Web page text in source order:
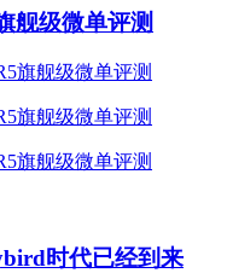
舰级微单评测
时代已经到来